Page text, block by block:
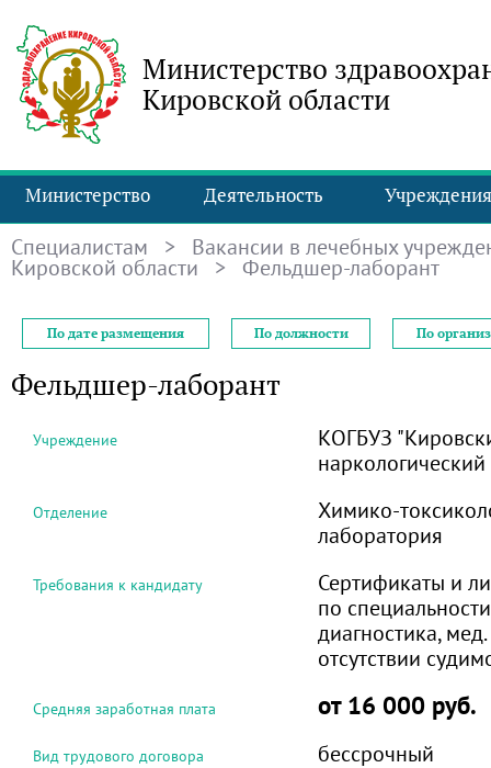
Министерство
Кировской области
Министерство Деятельность Учреждения
Специалистам > Вакансии в лечебных
Кировской области > Фельдшер-лаборант
По дате размещения По должности По
Фельдшер-лаборант
Учреждение
КОГБУЗ
Отделение
Химико-
лаборатория
Требования к кандидату
Сертификаты и
по
диагностика,
отсутствии
Средняя заработная плата от 16 000 руб.
Вид трудового договора бессрочный